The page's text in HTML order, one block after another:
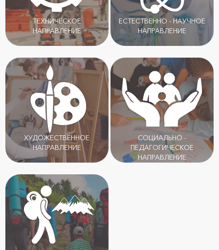
ТЕХНИЧЕСКОЕ
НАПРАВЛЕНИЕ
ЕСТЕСТВЕННО - НАУЧНОЕ
НАПРАВЛЕНИЕ
ХУДОЖЕСТВЕННОЕ
НАПРАВЛЕНИЕ
СОЦИАЛЬНО -
ПЕДАГОГИЧЕСКОЕ
НАПРАВЛЕНИЕ